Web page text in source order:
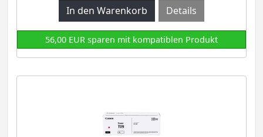
Details
56,00 EUR sparen mit kompatiblen Produkt